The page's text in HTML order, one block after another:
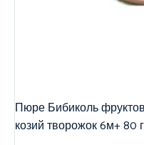
Пюре Бибиколь
козий творожок 6м+ 80